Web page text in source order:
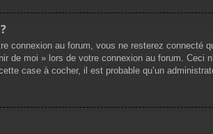
au forum, vous ne resterez connecté
de moi » lors de votre connexion au forum.
case à cocher, il est probable qu’un